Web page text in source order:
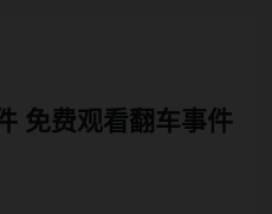
免费观看翻车事件